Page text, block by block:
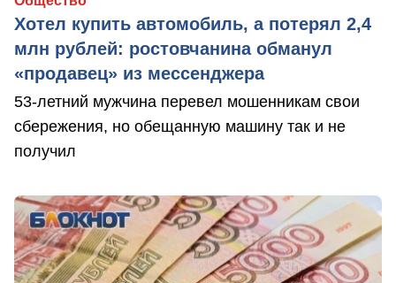
Хотел купить автомобиль, а потерял 2,4
млн рублей: ростовчанина обманул
«продавец» из мессенджера
53-летний мужчина перевел мошенникам свои
сбережения, но обещанную машину так и не
получил